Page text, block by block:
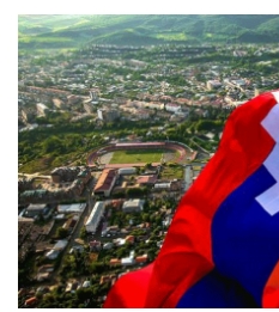
իշխանությունների
հակասահմանադրական
07.08.2026 11:52
ՀԲԸՄ-ն կոչ է անում
եպիսկոպոսների
07.08.2026 11:50
Ավարտվեց Սյունիքի